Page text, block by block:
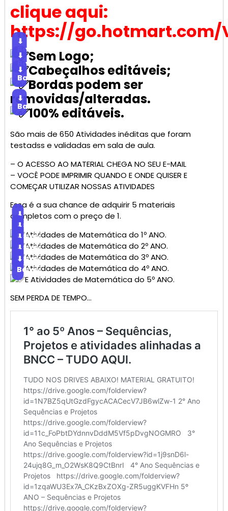
clique aqui:
https://go.hotmart.com/
⬇
Baixar
Sem Logo;
⬇
Baixar
Cabeçalhos editáveis;
⬇
Baixar
Bordas podem ser
removidas/alteradas.
⬇
Baixar
100% editáveis.
São mais de 650 Atividades inéditas que foram
testadss e validadas em sala de aula.
– O ACESSO AO MATERIAL CHEGA NO SEU E-MAIL
– VOCÊ PODE IMPRIMIR QUANDO E ONDE QUISER E
COMEÇAR UTILIZAR NOSSAS ATIVIDADES
Essa é a sua chance de adquirir 5 materiais
completos com o preço de 1.
⬇
Baixar
Atividades de Matemática do 1º ANO.
⬇
Baixar
Atividades de Matemática do 2º ANO.
⬇
Baixar
Atividades de Matemática do 3º ANO.
⬇
Baixar
Atividades de Matemática do 4º ANO.
⬇
Baixar
E Atividades de Matemática do 5º ANO.
SEM PERDA DE TEMPO…